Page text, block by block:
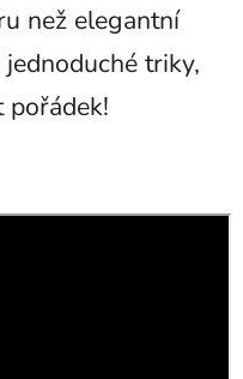
než elegantní
triky,
pořádek!